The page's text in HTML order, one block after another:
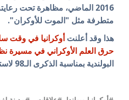
2016 الماضي، مظاهرة تحت
متطرفة مثل "الموت للأوكران".
هذا وقد أعلنتأوكرانيا في وقت
حرق العلم الأوكراني في مسيرة
البولندية بمناسبة الذكرى الـ98 لاستقلال بولندا.